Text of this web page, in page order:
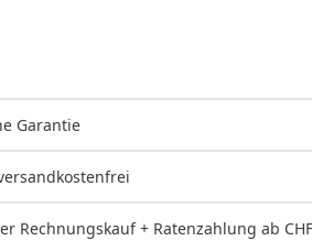
Garantie
Rechnungskauf + Ratenzahlung ab